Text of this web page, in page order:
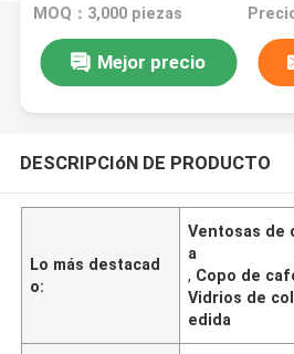
MOQ：3,000 piezas
Mejor precio
DESCRIPCIóN DE PRODUCTO
Lo más destacad
o:
Ventosas de
a
, Copo de
Vidrios de
edida